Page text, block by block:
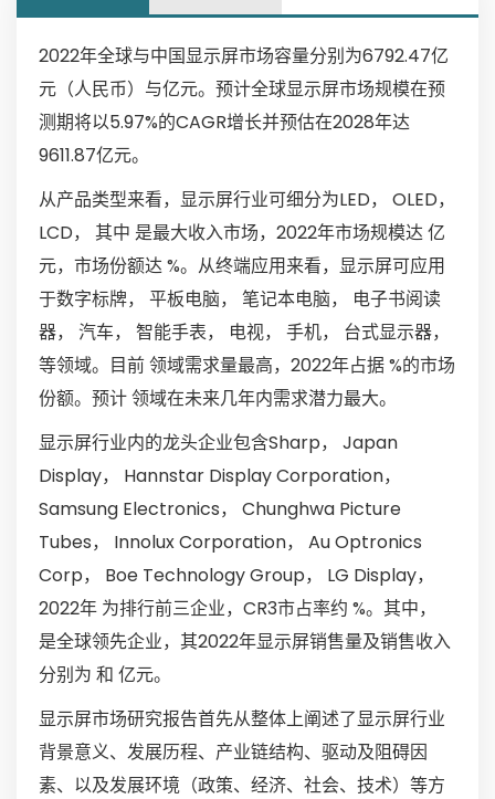
2022年全球与中国显示屏市场容量分别为6792.47亿
元（人民币）与亿元。预计全球显示屏市场规模在预
测期将以5.97%的CAGR增长并预估在2028年达
9611.87亿元。
从产品类型来看，显示屏行业可细分为LED， OLED，
LCD， 其中 是最大收入市场，2022年市场规模达 亿
元，市场份额达 %。从终端应用来看，显示屏可应用
于数字标牌， 平板电脑， 笔记本电脑， 电子书阅读
器， 汽车， 智能手表， 电视， 手机， 台式显示器，
等领域。目前 领域需求量最高，2022年占据 %的市场
份额。预计 领域在未来几年内需求潜力最大。
显示屏行业内的龙头企业包含Sharp， Japan
Display， Hannstar Display Corporation，
Samsung Electronics， Chunghwa Picture
Tubes， Innolux Corporation， Au Optronics
Corp， Boe Technology Group， LG Display，
2022年 为排行前三企业，CR3市占率约 %。其中，
是全球领先企业，其2022年显示屏销售量及销售收入
分别为 和 亿元。
显示屏市场研究报告首先从整体上阐述了显示屏行业
背景意义、发展历程、产业链结构、驱动及阻碍因
素、以及发展环境（政策、经济、社会、技术）等方